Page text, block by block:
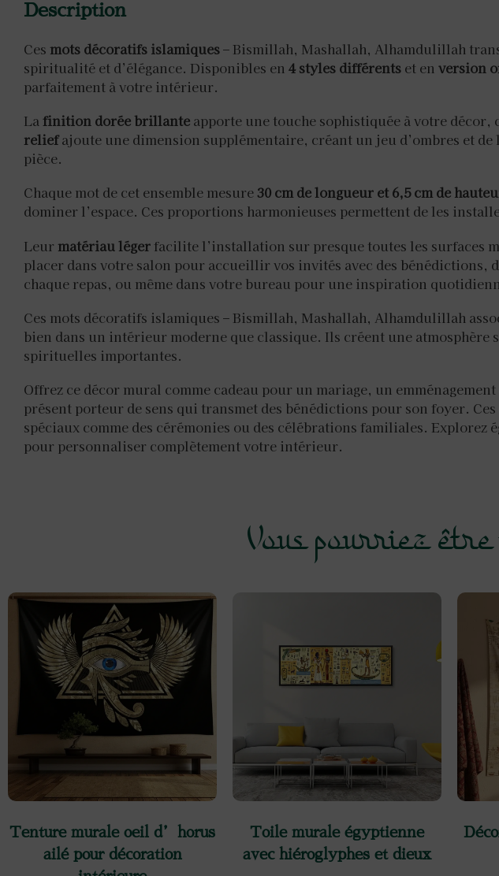
Description
Ces mots décoratifs islamiques– Bismillah, Mashallah, Alhamdulillah
spiritualité et d’élégance. Disponibles en 4 styles différents et en version
parfaitement à votre intérieur.
Lafinition dorée brillante apporte une touche sophistiquée à votre
reliefajoute une dimension supplémentaire, créant un jeu d’ombres et
pièce.
Chaque mot de cet ensemble mesure30 cm de longueur et 6,5 cm de
dominer l’espace. Ces proportions harmonieuses permettent de les
Leur matériau léger facilite l’installation sur presque toutes les surfaces
placer dans votre salon pour accueillir vos invités avec des bénédictions,
chaque repas, ou même dans votre bureau pour une inspiration
Ces mots décoratifs islamiques – Bismillah, Mashallah, Alhamdulillah
bien dans un intérieur moderne que classique. Ils créent une atmosphère
spirituelles importantes.
Offrez ce décor mural comme cadeau pour un mariage, un
présent porteur de sens qui transmet des bénédictions pour son foyer.
spéciaux comme des cérémonies ou des célébrations familiales. Explorez
pour personnaliser complètement votre intérieur.
Vous pourriez être
Tenture murale oeil d’horus
ailé pour décoration
Toile murale égyptienne
avec hiéroglyphes et dieux